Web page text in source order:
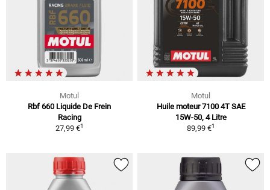
Motul
Rbf 660 Liquide De Frein
Racing
27,99 €1
Motul
Huile moteur 7100 4T SAE
15W-50, 4 Litre
89,99 €1